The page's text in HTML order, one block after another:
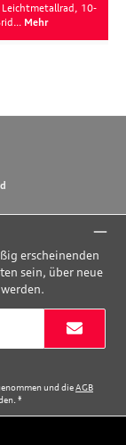
Leichtmetallrad, 10-
Mehr
erscheinenden
sein, über neue
und dieAGB
*